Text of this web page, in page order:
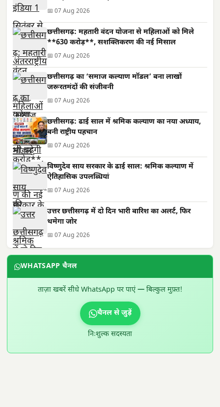
📅 07 Aug 2026
छत्तीसगढ़: महतारी वंदन योजना से महिलाओं को मिले
**630 करोड़**, सशक्तिकरण की नई मिसाल
📅 07 Aug 2026
छत्तीसगढ़ का ‘समाज कल्याण मॉडल’ बना लाखों
जरूरतमंदों की संजीवनी
📅 07 Aug 2026
छत्तीसगढ़: ढाई साल में श्रमिक कल्याण का नया अध्याय,
बनी राष्ट्रीय पहचान
📅 07 Aug 2026
विष्णुदेव साय सरकार के ढाई साल: श्रमिक कल्याण में
ऐतिहासिक उपलब्धियां
📅 07 Aug 2026
उत्तर छत्तीसगढ़ में दो दिन भारी बारिश का अलर्ट, फिर
थमेगा जोर
📅 07 Aug 2026
WHATSAPP चैनल
ताज़ा खबरें सीधे WhatsApp पर पाएं — बिल्कुल मुफ़्त!
चैनल से जुड़ें
निःशुल्क सदस्यता